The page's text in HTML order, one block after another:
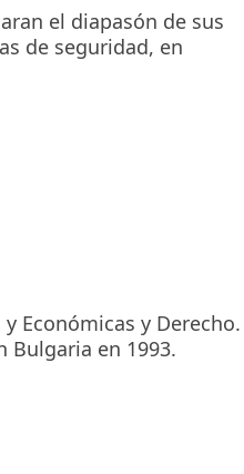
el diapasón de sus
de seguridad, en
Económicas y Derecho.
Bulgaria en 1993.